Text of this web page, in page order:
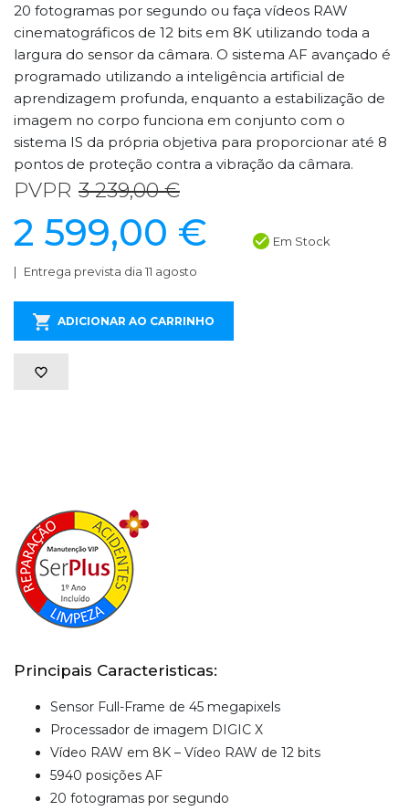
20 fotogramas por segundo ou faça vídeos RAW
cinematográficos de 12 bits em 8K utilizando toda a
largura do sensor da câmara. O sistema AF avançado é
programado utilizando a inteligência artificial de
aprendizagem profunda, enquanto a estabilização de
imagem no corpo funciona em conjunto com o
sistema IS da própria objetiva para proporcionar até 8
pontos de proteção contra a vibração da câmara.
PVPR 3 239,00 €
2 599,00 € Em Stock
Entrega prevista dia 11 agosto
ADICIONAR AO CARRINHO
Principais Caracteristicas:
Sensor Full-Frame de 45 megapixels
Processador de imagem DIGIC X
Vídeo RAW em 8K – Vídeo RAW de 12 bits
5940 posições AF
20 fotogramas por segundo